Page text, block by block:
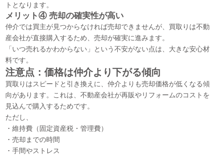
トとなります。
メリット④ 売却の確実性が高い
仲介では買主が見つからなければ売却できませんが、買取りは不動
産会社が直接購入するため、売却が確実に進みます。
「いつ売れるかわからない」という不安がない点は、大きな安心材
料です。
注意点：価格は仲介より下がる傾向
買取りはスピードと引き換えに、仲介よりも売却価格が低くなる傾
向があります。これは、不動産会社が再販やリフォームのコストを
見込んで購入するためです。
ただし、
・維持費（固定資産税・管理費）
・売却までの時間
・手間やストレス